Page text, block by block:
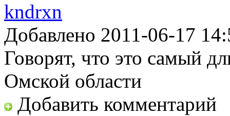
kndrxn
Добавлено 2011-06-17
Говорят, что это самый
Омской области
Добавить комментарий